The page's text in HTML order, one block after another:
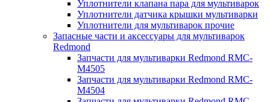
Уплотнители клапана пара для мультиварок
Уплотнители датчика крышки мультиварки
Уплотнители для мультиварок прочие
Запасные части и аксессуары для мультиварок
Redmond
Запчасти для мультиварки Redmond RMC-
M4505
Запчасти для мультиварки Redmond RMC-
M4504